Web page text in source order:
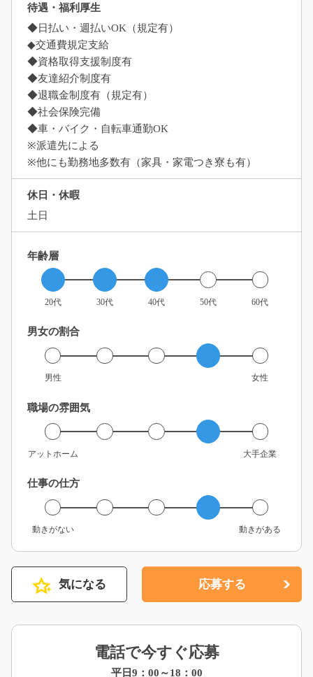
待遇・福利厚生
◆日払い・週払いOK（規定有）
◆交通費規定支給
◆資格取得支援制度有
◆友達紹介制度有
◆退職金制度有（規定有）
◆社会保険完備
◆車・バイク・自転車通勤OK
※派遣先による
※他にも勤務地多数有（家具・家電つき寮も有）
休日・休暇
土日
年齢層
20代 30代 40代 50代 60代
男女の割合
男性 女性
職場の雰囲気
アットホーム 大手企業
仕事の仕方
動きがない 動きがある
気になる 応募する
電話で今すぐ応募
平日9：00～18：00